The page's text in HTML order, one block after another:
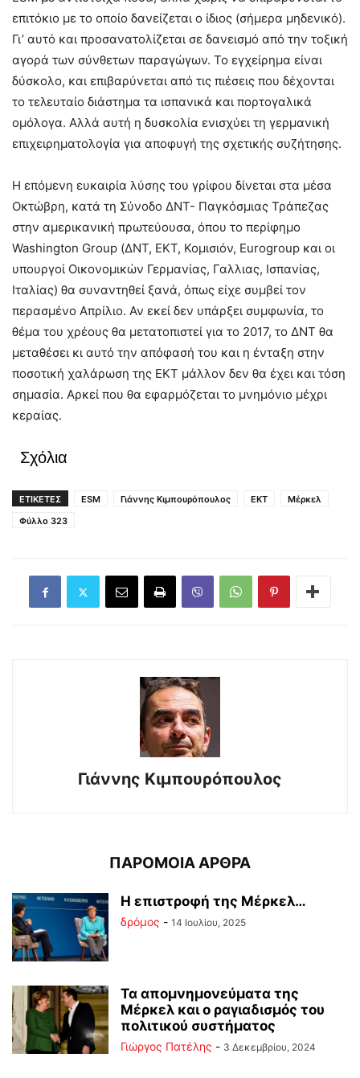
επιτόκιο με το οποίο δανείζεται ο ίδιος (σήμερα μηδενικό).
Γι’ αυτό και προσανατολίζεται σε δανεισμό από την τοξική
αγορά των σύνθετων παραγώγων. Το εγχείρημα είναι
δύσκολο, και επιβαρύνεται από τις πιέσεις που δέχονται
το τελευταίο διάστημα τα ισπανικά και πορτογαλικά
ομόλογα. Αλλά αυτή η δυσκολία ενισχύει τη γερμανική
επιχειρηματολογία για αποφυγή της σχετικής συζήτησης.
Η επόμενη ευκαιρία λύσης του γρίφου δίνεται στα μέσα
Οκτώβρη, κατά τη Σύνοδο ΔΝΤ- Παγκόσμιας Τράπεζας
στην αμερικανική πρωτεύουσα, όπου το περίφημο
Washington Group (ΔΝΤ, ΕΚΤ, Κομισιόν, Eurogroup και οι
υπουργοί Οικονομικών Γερμανίας, Γαλλιας, Ισπανίας,
Ιταλίας) θα συναντηθεί ξανά, όπως είχε συμβεί τον
περασμένο Απρίλιο. Αν εκεί δεν υπάρξει συμφωνία, το
θέμα του χρέους θα μετατοπιστεί για το 2017, το ΔΝΤ θα
μεταθέσει κι αυτό την απόφασή του και η ένταξη στην
ποσοτική χαλάρωση της ΕΚΤ μάλλον δεν θα έχει και τόση
σημασία. Αρκεί που θα εφαρμόζεται το μνημόνιο μέχρι
κεραίας.
Σχόλια
ΕΤΙΚΕΤΕΣ ESM Γιάννης Κιμπουρόπουλος ΕΚΤ
Μέρκελ
Φύλλο 323
Γιάννης Κιμπουρόπουλος
ΠΑΡΟΜΟΙΑ ΑΡΘΡΑ
Η επιστροφή της Μέρκελ…
δρόμος - 14 Ιουλίου, 2025
Τα απομνημονεύματα της
Μέρκελ και ο ραγιαδισμός του
πολιτικού συστήματος
Γιώργος Πατέλης - 3 Δεκεμβρίου, 2024